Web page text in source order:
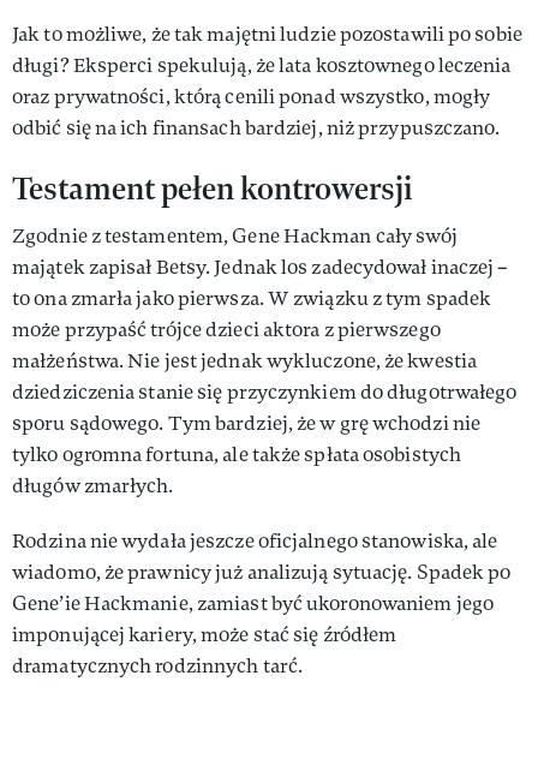
Jak to możliwe, że tak majętni ludzie pozostawili po sobie
długi? Eksperci spekulują, że lata kosztownego leczenia
oraz prywatności, którą cenili ponad wszystko, mogły
odbić się na ich finansach bardziej, niż przypuszczano.
Testament pełen kontrowersji
Zgodnie z testamentem, Gene Hackman cały swój
majątek zapisał Betsy. Jednak los zadecydował inaczej –
to ona zmarła jako pierwsza. W związku z tym spadek
może przypaść trójce dzieci aktora z pierwszego
małżeństwa. Nie jest jednak wykluczone, że kwestia
dziedziczenia stanie się przyczynkiem do długotrwałego
sporu sądowego. Tym bardziej, że w grę wchodzi nie
tylko ogromna fortuna, ale także spłata osobistych
długów zmarłych.
Rodzina nie wydała jeszcze oficjalnego stanowiska, ale
wiadomo, że prawnicy już analizują sytuację. Spadek po
Gene’ie Hackmanie, zamiast być ukoronowaniem jego
imponującej kariery, może stać się źródłem
dramatycznych rodzinnych tarć.